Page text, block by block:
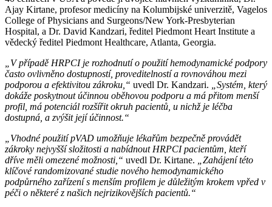
Ajay Kirtane, profesor medicíny na Kolumbijské univerzitě, Vagelos
College of Physicians and Surgeons/New York-Presbyterian
Hospital, a Dr. David Kandzari, ředitel Piedmont Heart Institute a
vědecký ředitel Piedmont Healthcare, Atlanta, Georgia.
„V případě HRPCI je rozhodnutí o použití hemodynamické podpory
často ovlivněno dostupností, proveditelností a rovnováhou mezi
podporou a efektivitou zákroku,“ uvedl Dr. Kandzari.
„Systém, který
dokáže poskytnout účinnou oběhovou podporu a má přitom menší
profil, má potenciál rozšířit okruh pacientů, u nichž je léčba
dostupná, a zvýšit její účinnost.“
„Vhodné použití pVAD umožňuje lékařům bezpečně provádět
zákroky nejvyšší složitosti a nabídnout HRPCI pacientům, kteří
dříve měli omezené možnosti,“ uvedl Dr. Kirtane.
„Zahájení této
klíčové randomizované studie nového hemodynamického
podpůrného zařízení s menším profilem je důležitým krokem vpřed v
péči o některé z našich nejrizikovějších pacientů.“